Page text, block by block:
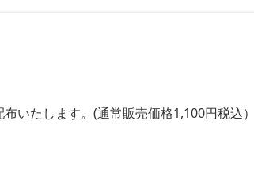
いたします。(通常販売価格1,100円税込）